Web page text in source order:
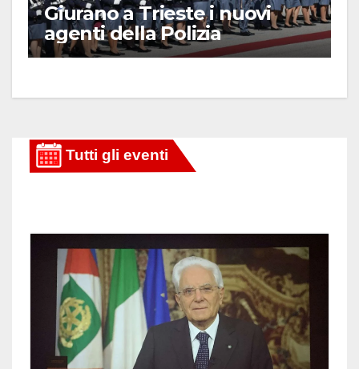
Giurano a Trieste i nuovi
agenti della Polizia